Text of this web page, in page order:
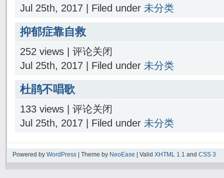
Jul 25th, 2017 | Filed under 未分类
抑郁症靠自救
252 views | 评论关闭
Jul 25th, 2017 | Filed under 未分类
杜鹃不唱歌
133 views | 评论关闭
Jul 25th, 2017 | Filed under 未分类
Powered by WordPress | Theme by NeoEase | Valid XHTML 1.1 and CSS 3